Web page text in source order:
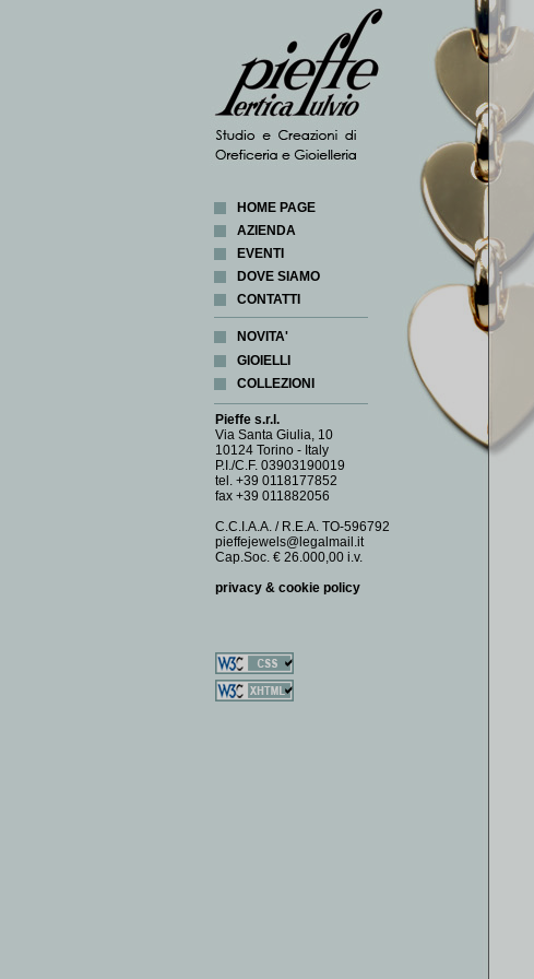
HOME PAGE
AZIENDA
EVENTI
DOVE SIAMO
CONTATTI
NOVITA'
GIOIELLI
ANELLI
BRACCIALI
CIONDOLI
COLLANE
FERMA FOULARD
FERMASOLDI
GEMELLI
MONETE
PORTACHIAVI
COLLEZIONI
ABACUS
CORALLI
COSMOGONIA
CUORE DI LATTA
DOMINO
DOUBLE OO
FAUNA
FIORI
GOLF
ROSETTE
SAUTOIR
Pieffe s.r.l.
Via Santa Giulia, 10
10124 Torino - Italy
P.I./C.F. 03903190019
tel. +39 0118177852
fax +39 011882056
C.C.I.A.A. / R.E.A. TO-596792
pieffejewels@legalmail.it
Cap.Soc. € 26.000,00 i.v.
privacy & cookie policy